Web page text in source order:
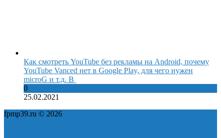
Как смотреть YouTube без рекламы на Android, почему
YouTube Vanced нет в Google Play, для чего нужен
microG и т.д. В
0
25.02.2021
fpmp39.ru © 2026